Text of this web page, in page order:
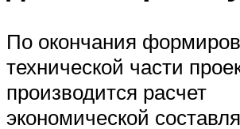
По окончания
технической части
производится расчет
экономической